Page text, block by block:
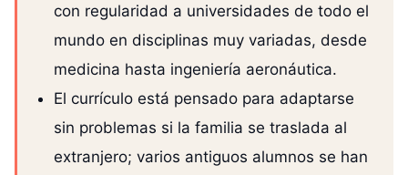
con regularidad a universidades de todo el
mundo en disciplinas muy variadas, desde
medicina hasta ingeniería aeronáutica.
El currículo está pensado para adaptarse
sin problemas si la familia se traslada al
extranjero; varios antiguos alumnos se han